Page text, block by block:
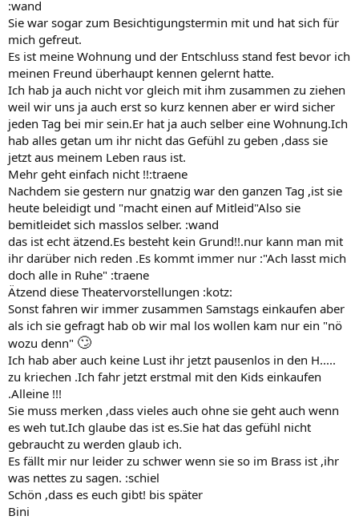
:wand
Sie war sogar zum Besichtigungstermin mit und hat sich für
mich gefreut.
Es ist meine Wohnung und der Entschluss stand fest bevor ich
meinen Freund überhaupt kennen gelernt hatte.
Ich hab ja auch nicht vor gleich mit ihm zusammen zu ziehen
weil wir uns ja auch erst so kurz kennen aber er wird sicher
jeden Tag bei mir sein.Er hat ja auch selber eine Wohnung.Ich
hab alles getan um ihr nicht das Gefühl zu geben ,dass sie
jetzt aus meinem Leben raus ist.
Mehr geht einfach nicht !!:traene
Nachdem sie gestern nur gnatzig war den ganzen Tag ,ist sie
heute beleidigt und "macht einen auf Mitleid"Also sie
bemitleidet sich masslos selber. :wand
das ist echt ätzend.Es besteht kein Grund!!.nur kann man mit
ihr darüber nich reden .Es kommt immer nur :"Ach lasst mich
doch alle in Ruhe" :traene
Ätzend diese Theatervorstellungen :kotz:
Sonst fahren wir immer zusammen Samstags einkaufen aber
als ich sie gefragt hab ob wir mal los wollen kam nur ein "nö
wozu denn" 🙄
Ich hab aber auch keine Lust ihr jetzt pausenlos in den H.....
zu kriechen .Ich fahr jetzt erstmal mit den Kids einkaufen
.Alleine !!!
Sie muss merken ,dass vieles auch ohne sie geht auch wenn
es weh tut.Ich glaube das ist es.Sie hat das gefühl nicht
gebraucht zu werden glaub ich.
Es fällt mir nur leider zu schwer wenn sie so im Brass ist ,ihr
was nettes zu sagen. :schiel
Schön ,dass es euch gibt! bis später
Bini